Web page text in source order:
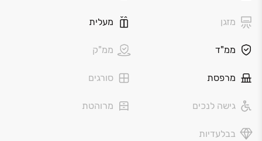
של דירות ‏3‏-‏5 חדרים המשקיפות אל החוף הסמוך, בנוסף
טובה יותר.
רמת איכות החיים שתקבלו,
מזגן מעלית
ממ"ד ממ"ק
מרפסת סורגים
גישה לנכים מרוהטת
בבלעדיות